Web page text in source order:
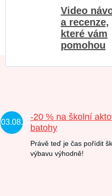
Video
a recenze,
které vám
pomohou
03.08.
-20 % na školní
batohy
Právě teď je čas pořídit
výbavu výhodně!